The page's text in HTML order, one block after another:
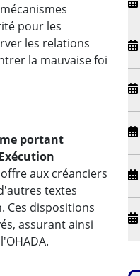
pour les
les relations
la mauvaise foi
portant
aux créanciers
textes
Ces dispositions
assurant ainsi